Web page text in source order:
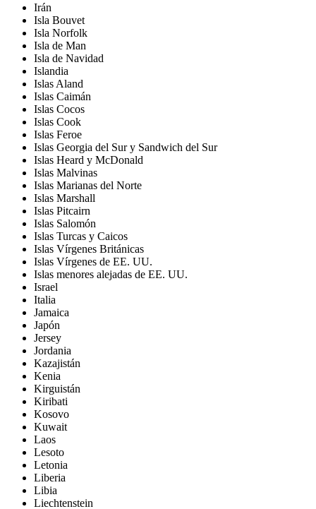
Irán
Isla Bouvet
Isla Norfolk
Isla de Man
Isla de Navidad
Islandia
Islas Aland
Islas Caimán
Islas Cocos
Islas Cook
Islas Feroe
Islas Georgia del Sur y Sandwich del Sur
Islas Heard y McDonald
Islas Malvinas
Islas Marianas del Norte
Islas Marshall
Islas Pitcairn
Islas Salomón
Islas Turcas y Caicos
Islas Vírgenes Británicas
Islas Vírgenes de EE. UU.
Islas menores alejadas de EE. UU.
Israel
Italia
Jamaica
Japón
Jersey
Jordania
Kazajistán
Kenia
Kirguistán
Kiribati
Kosovo
Kuwait
Laos
Lesoto
Letonia
Liberia
Libia
Liechtenstein